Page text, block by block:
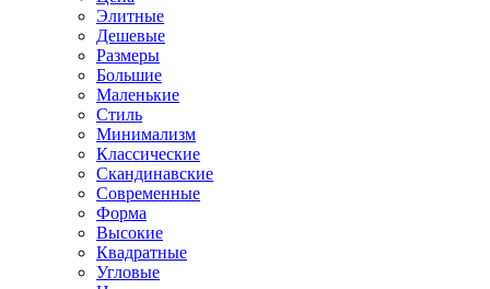
Элитные
Дешевые
Размеры
Большие
Маленькие
Стиль
Минимализм
Классические
Скандинавские
Современные
Форма
Высокие
Квадратные
Угловые